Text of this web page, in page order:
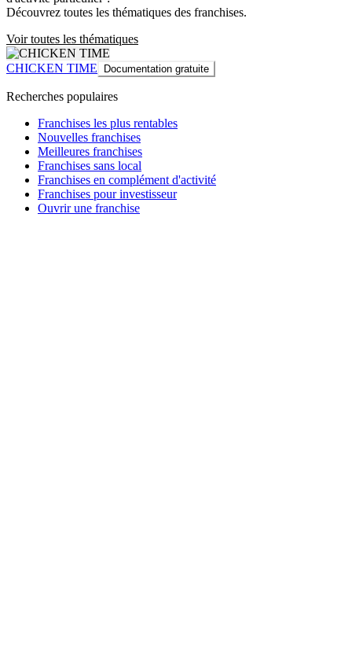
Découvrez toutes les thématiques des franchises.
Voir toutes les thématiques
CHICKEN TIME Documentation gratuite
Recherches populaires
Franchises les plus rentables
Nouvelles franchises
Meilleures franchises
Franchises sans local
Franchises en complément d'activité
Franchises pour investisseur
Ouvrir une franchise